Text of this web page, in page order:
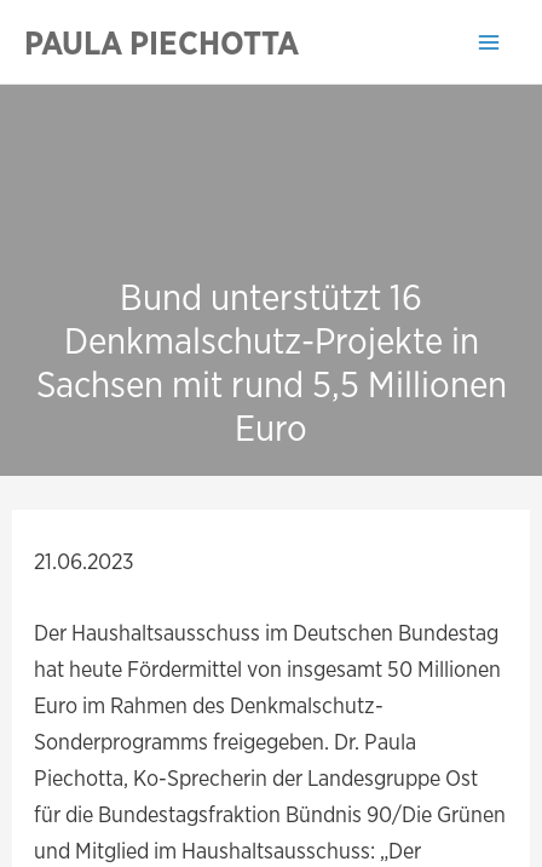
Inhalt
springen
PAULA PIECHOTTA
Bund unterstützt 16
Denkmalschutz-Projekte in
Sachsen mit rund 5,5 Millionen
Euro
21.06.2023
Der Haushaltsausschuss im Deutschen Bundestag
hat heute Fördermittel von insgesamt 50 Millionen
Euro im Rahmen des Denkmalschutz-
Sonderprogramms freigegeben. Dr. Paula
Piechotta, Ko-Sprecherin der Landesgruppe Ost
für die Bundestagsfraktion Bündnis 90/Die Grünen
und Mitglied im Haushaltsausschuss: „Der